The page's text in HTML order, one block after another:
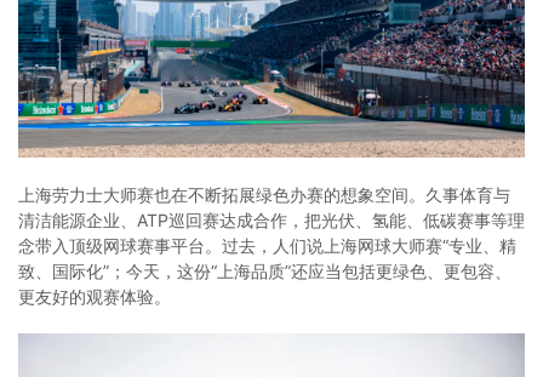
上海劳力士大师赛也在不断拓展绿色办赛的想象空间。久事体育与
清洁能源企业、ATP巡回赛达成合作，把光伏、氢能、低碳赛事等理
念带入顶级网球赛事平台。过去，人们说上海网球大师赛“专业、精
致、国际化”；今天，这份“上海品质”还应当包括更绿色、更包容、
更友好的观赛体验。